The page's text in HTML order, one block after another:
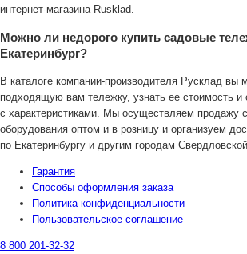
интернет-магазина Rusklad.
Можно ли недорого купить садовые
Екатеринбург?
В каталоге компании-производителя Русклад вы
подходящую вам тележку, узнать ее стоимость и
с характеристиками. Мы осуществляем продажу
оборудования оптом и в розницу и организуем
по Екатеринбургу и другим городам
Гарантия
Способы оформления заказа
Политика конфиденциальности
Пользовательское соглашение
8 800 201-32-32